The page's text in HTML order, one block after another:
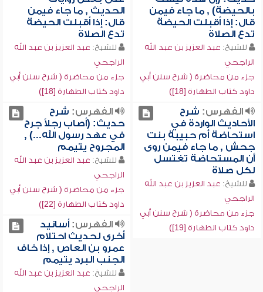
بالحيضة) , ما جاء فيمن
قال: إذا أقبلت الحيضة
تدع الصلاة
للشيخ: عبد العزيز بن عبد الله
الراجحي
جزء من محاضرة ( شرح سنن أبي
داود كتاب الطهارة [18])
الحديث , ما جاء فيمن
قال: إذا أقبلت الحيضة
تدع الصلاة
للشيخ: عبد العزيز بن عبد الله
الراجحي
جزء من محاضرة ( شرح سنن أبي
داود كتاب الطهارة [18])
الفهرس: شرح
الأحاديث الواردة في
استحاضة أم حبيبة بنت
جحش , ما جاء فيمن روى
أن المستحاضة تغتسل
لكل صلاة
للشيخ: عبد العزيز بن عبد الله
الراجحي
جزء من محاضرة ( شرح سنن أبي
داود كتاب الطهارة [19])
الفهرس: شرح
حديث: (أصاب رجلاً جرح
في عهد رسول الله...) ,
المجروح يتيمم
للشيخ: عبد العزيز بن عبد الله
الراجحي
جزء من محاضرة ( شرح سنن أبي
داود كتاب الطهارة [22])
الفهرس:أسانيد
أخرى لحديث احتلام
عمرو بن العاص , إذا خاف
الجنب البرد يتيمم
للشيخ: عبد العزيز بن عبد الله
الراجحي